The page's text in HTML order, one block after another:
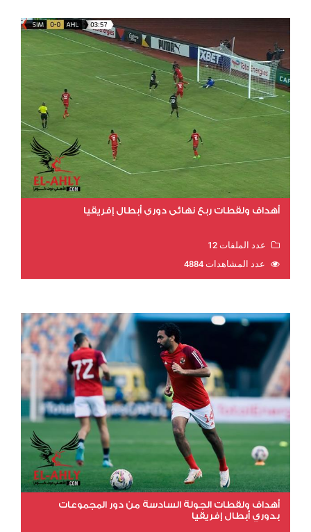
أهداف ولقطات ربع نهائي دوري أبطال إفريقيا
عدد الملفات 12
عدد المشاهدات 4884
أهداف ولقطات الجولة السادسة من دور المجموعات
بدوري أبطال إفريقيا